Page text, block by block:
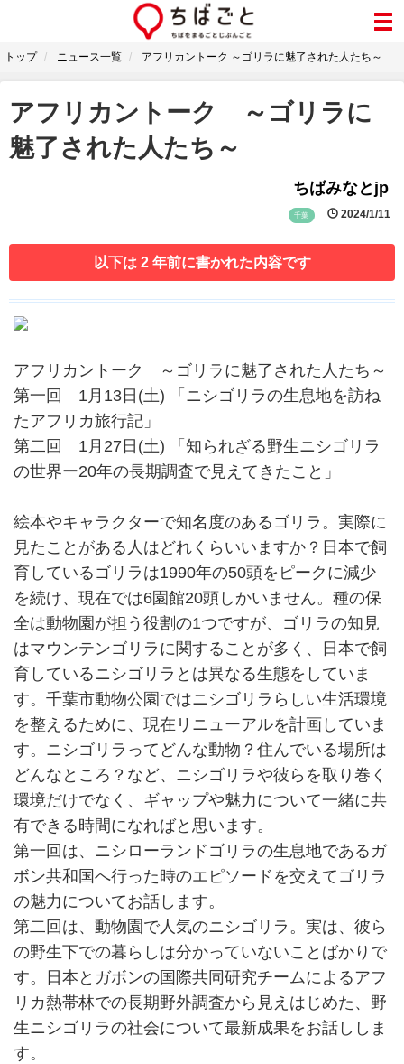
トップ ニュース一覧 アフリカントーク ～ゴリラに魅了された人たち～
アフリカントーク ～ゴリラに
魅了された人たち～
ちばみなとjp
千葉 2024/1/11
以下は 2 年前に書かれた内容です
アフリカントーク ～ゴリラに魅了された人たち～
第一回 1月13日(土) 「ニシゴリラの生息地を訪ね
たアフリカ旅行記」
第二回 1月27日(土) 「知られざる野生ニシゴリラ
の世界ー20年の長期調査で見えてきたこと」
絵本やキャラクターで知名度のあるゴリラ。実際に
見たことがある人はどれくらいいますか？日本で飼
育しているゴリラは1990年の50頭をピークに減少
を続け、現在では6園館20頭しかいません。種の保
全は動物園が担う役割の1つですが、ゴリラの知見
はマウンテンゴリラに関することが多く、日本で飼
育しているニシゴリラとは異なる生態をしていま
す。千葉市動物公園ではニシゴリラらしい生活環境
を整えるために、現在リニューアルを計画していま
す。ニシゴリラってどんな動物？住んでいる場所は
どんなところ？など、ニシゴリラや彼らを取り巻く
環境だけでなく、ギャップや魅力について一緒に共
有できる時間になればと思います。
第一回は、ニシローランドゴリラの生息地であるガ
ボン共和国へ行った時のエピソードを交えてゴリラ
の魅力についてお話します。
第二回は、動物園で人気のニシゴリラ。実は、彼ら
の野生下での暮らしは分かっていないことばかりで
す。日本とガボンの国際共同研究チームによるアフ
リカ熱帯林での長期野外調査から見えはじめた、野
生ニシゴリラの社会について最新成果をお話ししま
す。